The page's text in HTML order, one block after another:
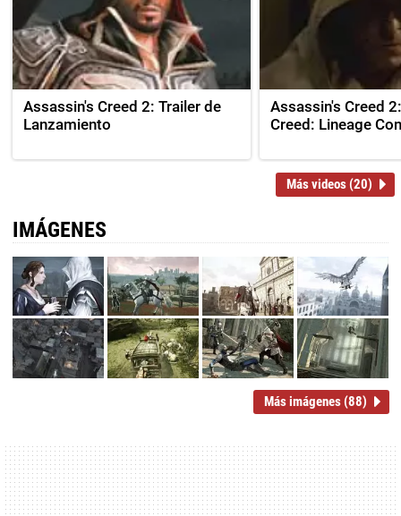
Assassin's Creed 2: Trailer de
Lanzamiento
Assassin's Creed
Creed: Lineage
Más videos (20)
IMÁGENES
Más imágenes (88)